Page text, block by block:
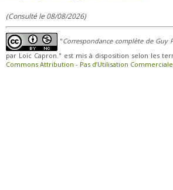
(Consulté le 08/08/2026)
"Correspondance complète de Guy
par Loïc Capron." est mis à disposition selon les
Commons Attribution - Pas d’Utilisation